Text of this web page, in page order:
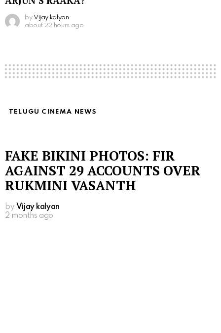
by Vijay kalyan
about 22 hours ago
TELUGU CINEMA NEWS
FAKE BIKINI PHOTOS: FIR
AGAINST 29 ACCOUNTS OVER
RUKMINI VASANTH
by Vijay kalyan
2 months ago